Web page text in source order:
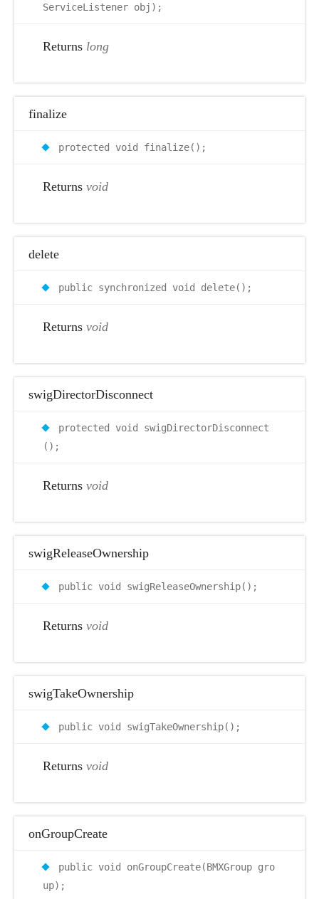
ServiceListener obj);
Returns long
finalize
protected void finalize();
Returns void
delete
public synchronized void delete();
Returns void
swigDirectorDisconnect
protected void swigDirectorDisconnect
();
Returns void
swigReleaseOwnership
public void swigReleaseOwnership();
Returns void
swigTakeOwnership
public void swigTakeOwnership();
Returns void
onGroupCreate
public void onGroupCreate(BMXGroup gro
up);